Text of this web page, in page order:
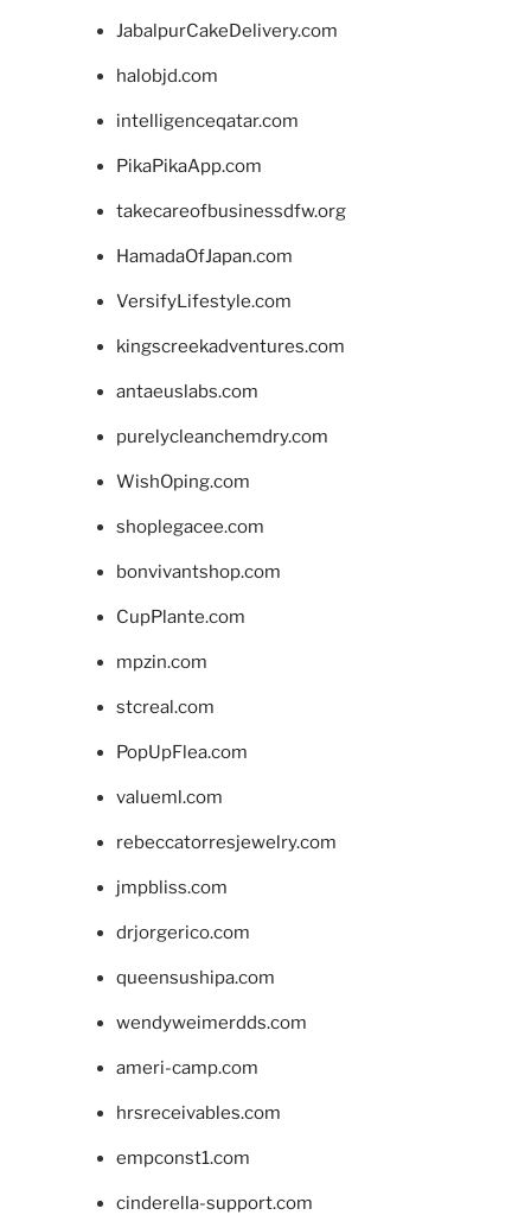
JabalpurCakeDelivery.com
halobjd.com
intelligenceqatar.com
PikaPikaApp.com
takecareofbusinessdfw.org
HamadaOfJapan.com
VersifyLifestyle.com
kingscreekadventures.com
antaeuslabs.com
purelycleanchemdry.com
WishOping.com
shoplegacee.com
bonvivantshop.com
CupPlante.com
mpzin.com
stcreal.com
PopUpFlea.com
valueml.com
rebeccatorresjewelry.com
jmpbliss.com
drjorgerico.com
queensushipa.com
wendyweimerdds.com
ameri-camp.com
hrsreceivables.com
empconst1.com
cinderella-support.com